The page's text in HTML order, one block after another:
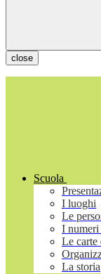
close
Scuola
I luoghi
Le
I numeri
Le carte
La storia